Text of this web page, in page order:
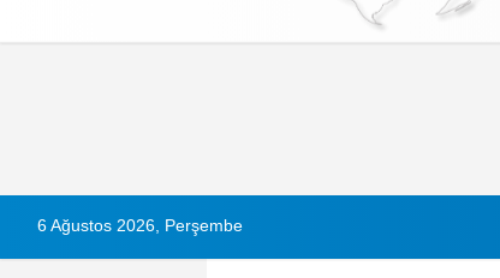
Çerez Politikası
6 Ağustos 2026, Perşembe